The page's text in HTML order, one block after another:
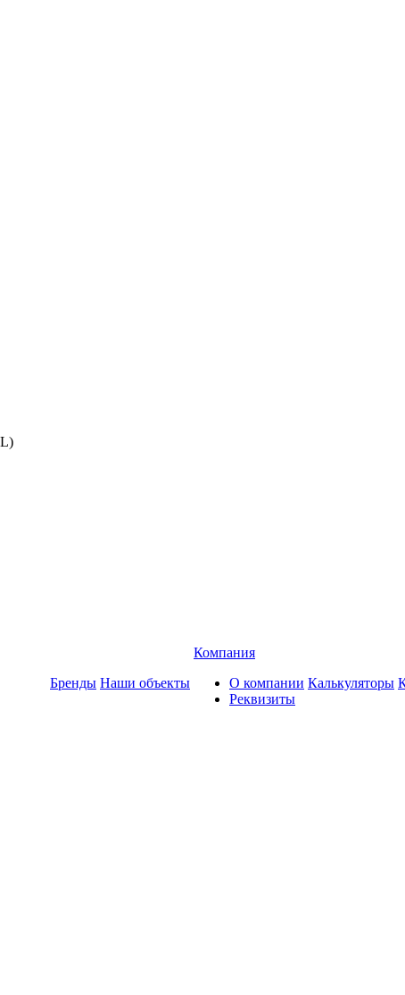
Бренды Наши объекты
Компания
О компании
Реквизиты
Калькуляторы